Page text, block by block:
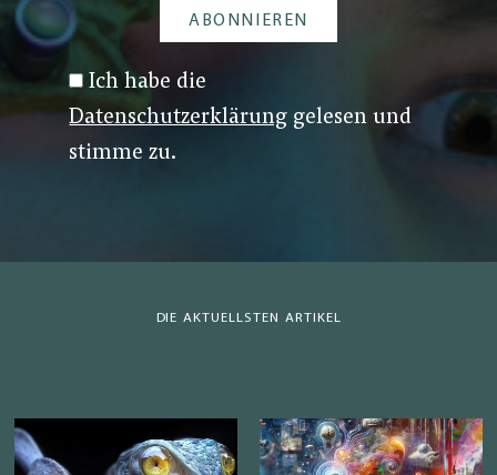
Ich habe die
Datenschutzerklärung gelesen und
stimme zu.
DIE AKTUELLSTEN ARTIKEL